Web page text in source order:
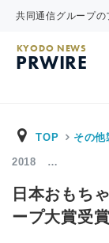
共同通信グループ
KYODO NEWS
PRWIRE
TOP その他
2018 …
日本おもち
ープ大賞受